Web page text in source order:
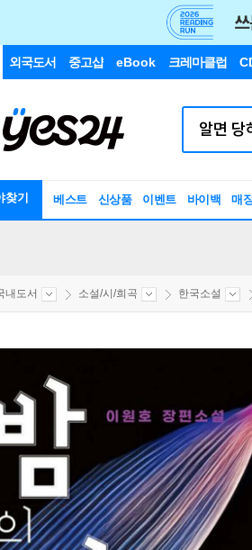
외국도서 중고샵 eBook 크레마클럽
찾기 베스트 신상품 이벤트 바이백 매
내도서 소설/시/희곡 한국소설